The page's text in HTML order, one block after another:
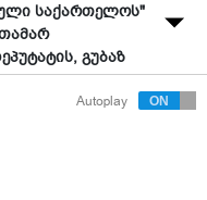
საქართელოს"
გუბაზ
მა­უ­წყე­ბლ­ის
Autoplay